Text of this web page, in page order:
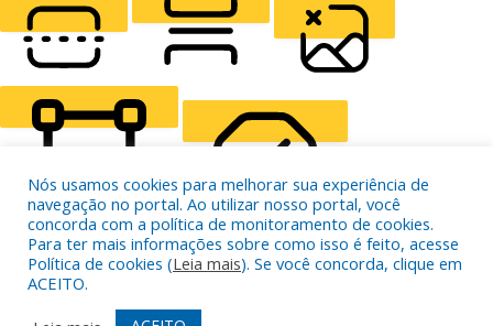
READING LINE READING MASK HIDE IMAGES
HIGHLIGHT CONTENT STOP ANIMATIONS
Nós usamos cookies para melhorar sua experiência de
navegação no portal. Ao utilizar nosso portal, você
concorda com a política de monitoramento de cookies.
Para ter mais informações sobre como isso é feito, acesse
Política de cookies (Leia mais). Se você concorda, clique em
ACEITO.